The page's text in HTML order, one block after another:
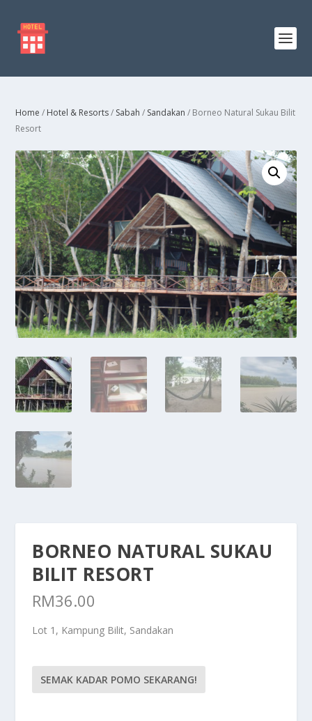
Home / Hotel & Resorts/ Sabah / Sandakan / Borneo Natural Sukau Bilit
Resort
BORNEO NATURAL SUKAU
BILIT RESORT
RM36.00
Lot 1, Kampung Bilit, Sandakan
SEMAK KADAR POMO SEKARANG!